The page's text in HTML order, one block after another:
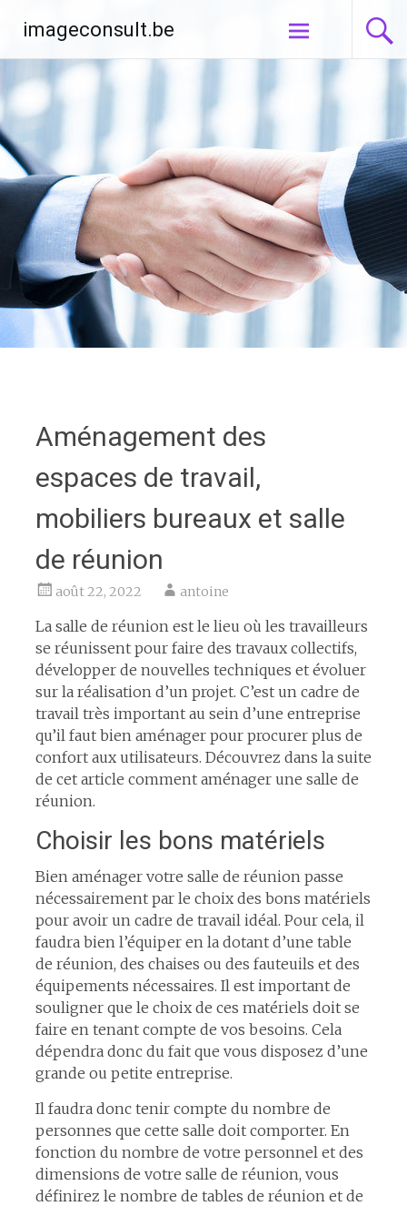
contenu
principal
imageconsult.be
Aménagement des
espaces de travail,
mobiliers bureaux et salle
de réunion
août 22, 2022 antoine
La salle de réunion est le lieu où les travailleurs
se réunissent pour faire des travaux collectifs,
développer de nouvelles techniques et évoluer
sur la réalisation d’un projet. C’est un cadre de
travail très important au sein d’une entreprise
qu’il faut bien aménager pour procurer plus de
confort aux utilisateurs. Découvrez dans la suite
de cet article comment aménager une salle de
réunion.
Choisir les bons matériels
Bien aménager votre salle de réunion passe
nécessairement par le choix des bons matériels
pour avoir un cadre de travail idéal. Pour cela, il
faudra bien l’équiper en la dotant d’une table
de réunion, des chaises ou des fauteuils et des
équipements nécessaires. Il est important de
souligner que le choix de ces matériels doit se
faire en tenant compte de vos besoins. Cela
dépendra donc du fait que vous disposez d’une
grande ou petite entreprise.
Il faudra donc tenir compte du nombre de
personnes que cette salle doit comporter. En
fonction du nombre de votre personnel et des
dimensions de votre salle de réunion, vous
définirez le nombre de tables de réunion et de